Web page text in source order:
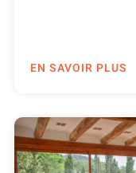
EN SAVOIR PLUS